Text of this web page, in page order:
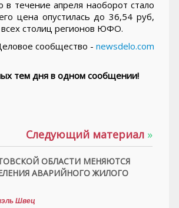
в течение апреля наоборот стало
цена опустилась до 36,54 руб,
столиц регионов ЮФО.
сообщество - newsdelo.com
тем дня в одном сообщении!
Следующий материал »
ОБЛАСТИ МЕНЯЮТСЯ
АВАРИЙНОГО ЖИЛОГО
Швец